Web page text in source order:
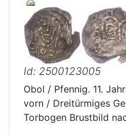
Id: 2500123005
Obol / Pfennig. 11.
vorn / Dreitürmiges
Torbogen Brustbild